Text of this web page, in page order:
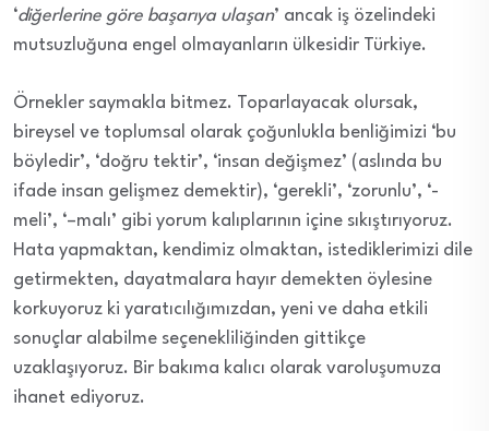
‘diğerlerine göre başarıya ulaşan’ ancak iş özelindeki
mutsuzluğuna engel olmayanların ülkesidir Türkiye.
Örnekler saymakla bitmez. Toparlayacak olursak,
bireysel ve toplumsal olarak çoğunlukla benliğimizi ‘bu
böyledir’, ‘doğru tektir’, ‘insan değişmez’ (aslında bu
ifade insan gelişmez demektir), ‘gerekli’, ‘zorunlu’, ‘-
meli’, ‘–malı’ gibi yorum kalıplarının içine sıkıştırıyoruz.
Hata yapmaktan, kendimiz olmaktan, istediklerimizi dile
getirmekten, dayatmalara hayır demekten öylesine
korkuyoruz ki yaratıcılığımızdan, yeni ve daha etkili
sonuçlar alabilme seçenekliliğinden gittikçe
uzaklaşıyoruz. Bir bakıma kalıcı olarak varoluşumuza
ihanet ediyoruz.